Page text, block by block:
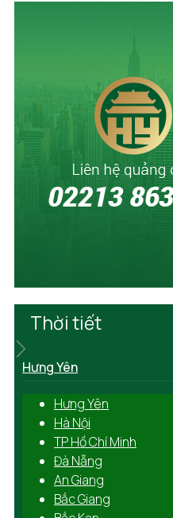
Thời tiết
Hưng Yên
Hưng Yên
Hà Nội
TP Hồ Chí Minh
Đà Nẵng
An Giang
Bắc Giang